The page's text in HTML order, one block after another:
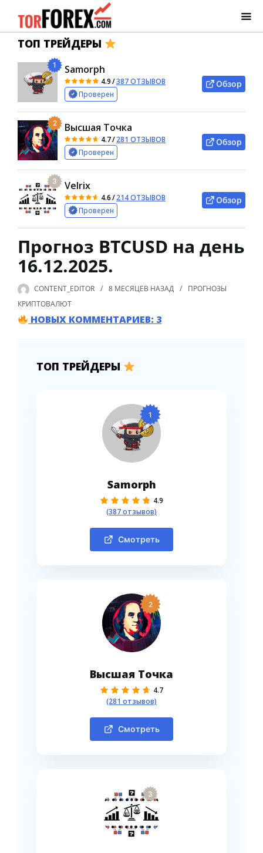
ТОП ТРЕЙДЕРЫ
1 Samorph
4.9/387 ОТЗЫВОВ
Проверен
Обзор
2 Высшая Точка
4.7/281 ОТЗЫВОВ
Проверен
Обзор
3 Velrix
4.6/214 ОТЗЫВОВ
Проверен
Обзор
Прогноз BTCUSD на день
16.12.2025.
CONTENT_EDITOR 8 МЕСЯЦЕВ НАЗАД
ПРОГНОЗЫ
КРИПТОВАЛЮТ
НОВЫХ КОММЕНТАРИЕВ: 3
ТОП ТРЕЙДЕРЫ
1
Samorph
4.9
(387 отзывов)
Смотреть
2
Высшая Точка
4.7
(281 отзывов)
Смотреть
3